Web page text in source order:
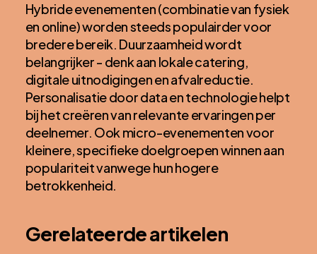
Hybride evenementen (combinatie van fysiek
en online) worden steeds populairder voor
bredere bereik. Duurzaamheid wordt
belangrijker - denk aan lokale catering,
digitale uitnodigingen en afvalreductie.
Personalisatie door data en technologie helpt
bij het creëren van relevante ervaringen per
deelnemer. Ook micro-evenementen voor
kleinere, specifieke doelgroepen winnen aan
populariteit vanwege hun hogere
betrokkenheid.
Gerelateerde artikelen